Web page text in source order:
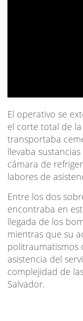
El operativo se
el corte total de
transportaba
llevaba
cámara de
labores de
Entre los dos
encontraba en
llegada de los
mientras que su
politraumatismos
asistencia del
complejidad de
Salvador.